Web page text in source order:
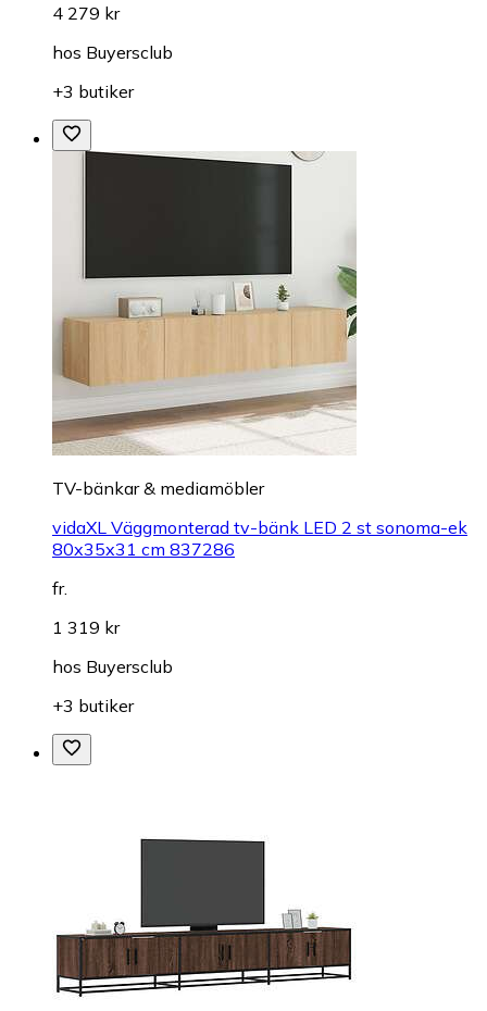
4 279 kr
hos Buyersclub
+3 butiker
TV-bänkar & mediamöbler
vidaXL Väggmonterad tv-bänk LED 2 st sonoma-ek
80x35x31 cm 837286
fr.
1 319 kr
hos Buyersclub
+3 butiker